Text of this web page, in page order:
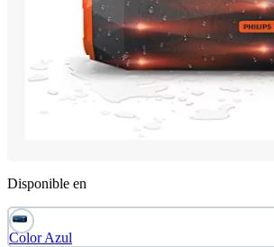
Disponible en
Color Azul